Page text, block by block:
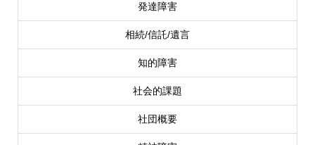
発達障害
相続/信託/遺言
知的障害
社会的課題
社団概要